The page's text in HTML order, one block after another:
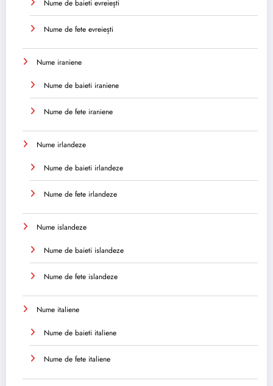
Nume de baieti evreiești
Nume de fete evreiești
Nume iraniene
Nume de baieti iraniene
Nume de fete iraniene
Nume irlandeze
Nume de baieti irlandeze
Nume de fete irlandeze
Nume islandeze
Nume de baieti islandeze
Nume de fete islandeze
Nume italiene
Nume de baieti italiene
Nume de fete italiene